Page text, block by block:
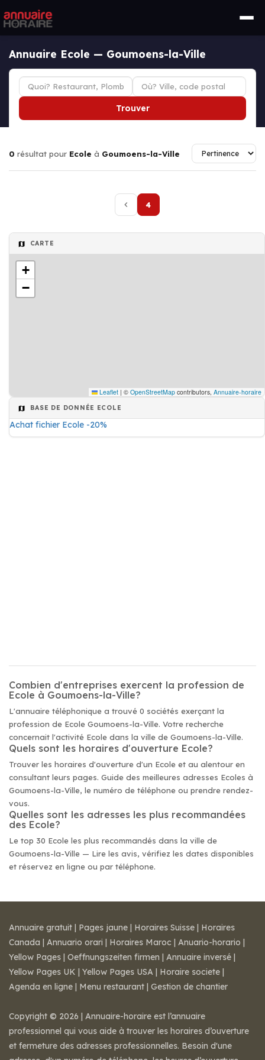
Annuaire Ecole — Goumoens-la-Ville
Trouver
0 résultat pour Ecole à Goumoens-la-Ville
4
CARTE
+
−
Leaflet | © OpenStreetMap contributors, Annuaire-horaire
BASE DE DONNÉE ECOLE
Achat fichier Ecole -20%
Combien d'entreprises exercent la profession de
Ecole à Goumoens-la-Ville?
L'annuaire téléphonique a trouvé 0 sociétés exerçant la
profession de Ecole Goumoens-la-Ville. Votre recherche
concernait l'activité Ecole dans la ville de Goumoens-la-Ville.
Quels sont les horaires d'ouverture Ecole?
Trouver les horaires d'ouverture d'un Ecole et au alentour en
consultant leurs pages. Guide des meilleures adresses Ecoles à
Goumoens-la-Ville, le numéro de téléphone ou prendre rendez-
vous.
Quelles sont les adresses les plus recommandées
des Ecole?
Le top 30 Ecole les plus recommandés dans la ville de
Goumoens-la-Ville — Lire les avis, vérifiez les dates disponibles
et réservez en ligne ou par téléphone.
Annuaire gratuit | Pages jaune | Horaires Suisse | Horaires
Canada | Annuario orari | Horaires Maroc | Anuario-horario |
Yellow Pages | Oeffnungszeiten firmen | Annuaire inversé |
Yellow Pages UK | Yellow Pages USA | Horaire societe |
Agenda en ligne | Menu restaurant | Gestion de chantier
Copyright © 2026 | Annuaire-horaire est l’annuaire
professionnel qui vous aide à trouver les horaires d’ouverture
et fermeture des adresses professionnelles. Besoin d'une